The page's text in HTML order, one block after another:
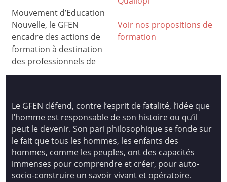
Mouvement d’Education
Nouvelle, le GFEN
encadre des actions de
formation à destination
des professionnels de
Voir nos propositions de
formation
Le GFEN défend, contre l’esprit de fatalité, l’idée que
l’homme est responsable de son histoire ou qu’il
peut le devenir. Son pari philosophique se fonde sur
le fait que tous les hommes, les enfants des
hommes, comme les peuples, ont des capacités
immenses pour comprendre et créer, pour auto-
socio-construire un savoir vivant et opératoire.